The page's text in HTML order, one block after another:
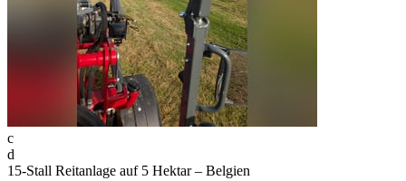
c
d
15-Stall Reitanlage auf 5 Hektar – Belgien